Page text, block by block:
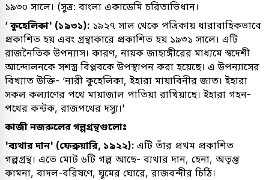
১৯৩০ সালে। (সুত্র: বাংলা একাডেমি চরিতাভিধান।
‘ কুহেলিকা' (১৯৩১): ১৯২৭ সাল থেকে পত্রিকায় ধারাবাহিকভাবে
প্রকাশিত হয় এবং গ্রন্থাকারে প্রকাশিত হয় ১৯৩১ সালে। এটি
রাজনৈতিক উপন্যাস। কারণ, নায়ক জাহাঙ্গীরের মাধ্যমে স্বদেশী
আন্দোলনকে সশস্ত্র বিপ্লবকে উপস্থাপন করা হয়েছে। এ উপন্যাসের
বিখ্যাত উক্তি- ‘নারী কুহেলিকা, ইহারা মায়াবিনীর জাত। ইহারা
সকল কল্যাণের পথে মায়াজাল পাতিয়া রাখিয়াছে। ইহারা গহন-
পথের কন্টক, রাজপথের দস্যু।'
কাজী নজরুলের গল্পগ্রন্থগুলোঃ
'ব্যথার দান' (ফেব্রুয়ারি, ১৯২২): এটি তাঁর প্রথম প্রকাশিত
গল্পগ্রন্থ। এতে মোট ৬টি গল্প আছে- ব্যথার দান, হেনা, অতৃপ্ত
কামনা, বাদল-বরিষণে, ঘুমের ঘোরে, রাজবন্দীর চিঠি।